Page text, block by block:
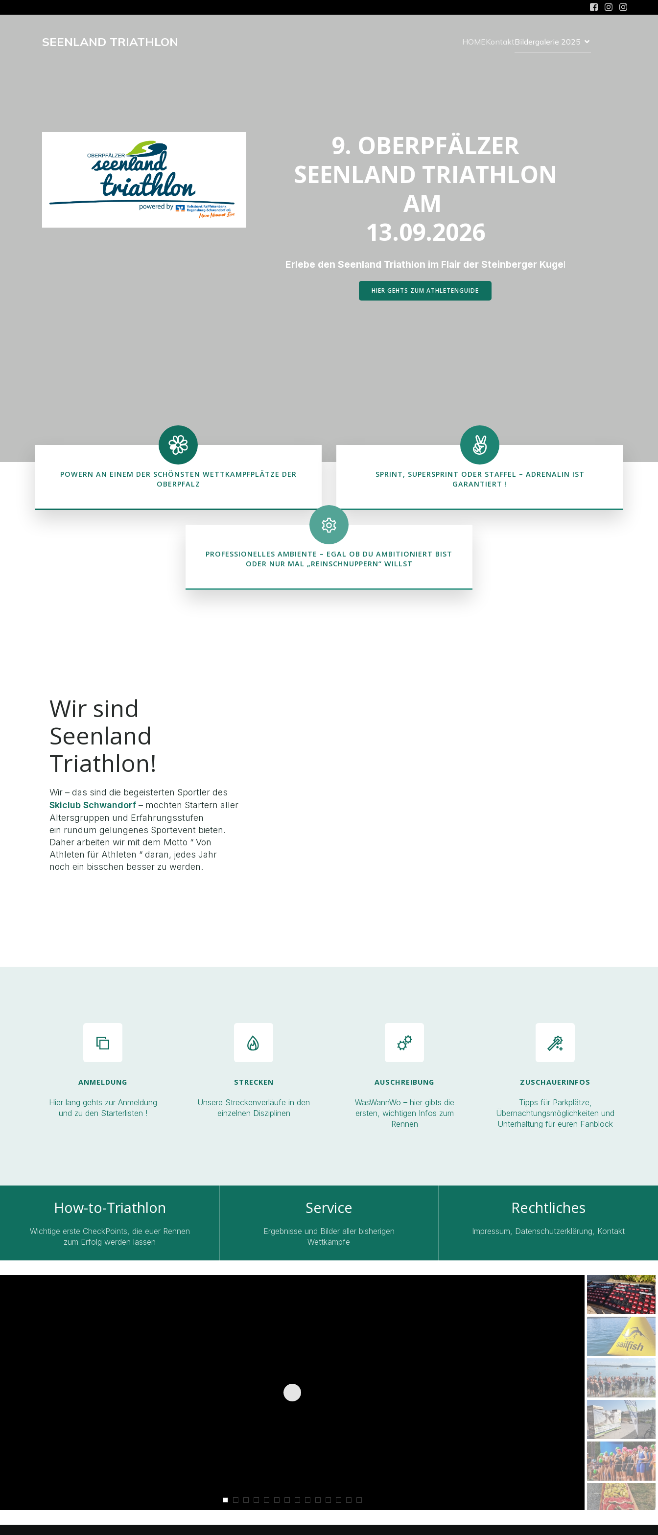
SEENLAND TRIATHLON HOMEKontaktBildergalerie 2025
9. OBERPFÄLZER
SEENLAND TRIATHLON
AM
13.09.2026
Erlebe den Seenland Triathlon im Flair der Steinberger Kugel
HIER GEHTS ZUM ATHLETENGUIDE
POWERN AN EINEM DER SCHÖNSTEN WETTKAMPFPLÄTZE DER
OBERPFALZ
SPRINT, SUPERSPRINT ODER STAFFEL – ADRENALIN IST
GARANTIERT !
PROFESSIONELLES AMBIENTE – EGAL OB DU AMBITIONIERT BIST
ODER NUR MAL „REINSCHNUPPERN“ WILLST
Wir sind
Seenland
Triathlon!
Wir – das sind die begeisterten Sportler des
Skiclub Schwandorf – möchten Startern aller
Altersgruppen und Erfahrungsstufen
ein rundum gelungenes Sportevent bieten.
Daher arbeiten wir mit dem Motto “ Von
Athleten für Athleten “ daran, jedes Jahr
noch ein bisschen besser zu werden.
ANMELDUNG
Hier lang gehts zur Anmeldung
und zu den Starterlisten !
STRECKEN
Unsere Streckenverläufe in den
einzelnen Disziplinen
AUSCHREIBUNG
WasWannWo – hier gibts die
ersten, wichtigen Infos zum
Rennen
ZUSCHAUERINFOS
Tipps für Parkplätze,
Übernachtungsmöglichkeiten und
Unterhaltung für euren Fanblock
How-to-Triathlon
Wichtige erste CheckPoints, die euer Rennen
zum Erfolg werden lassen
Service
Ergebnisse und Bilder aller bisherigen
Wettkämpfe
Rechtliches
Impressum, Datenschutzerklärung, Kontakt